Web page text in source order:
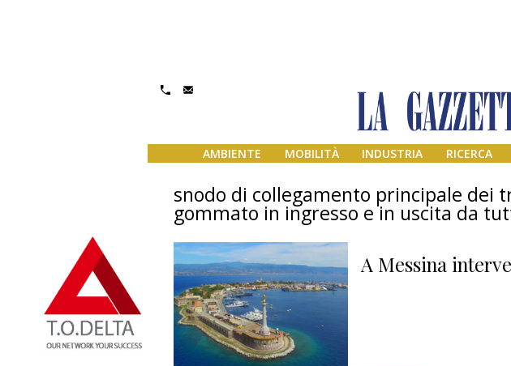
AMBIENTE MOBILITÀ INDUSTRIA RICERCA
snodo di collegamento principale dei
gommato in ingresso e in uscita da
A Messina